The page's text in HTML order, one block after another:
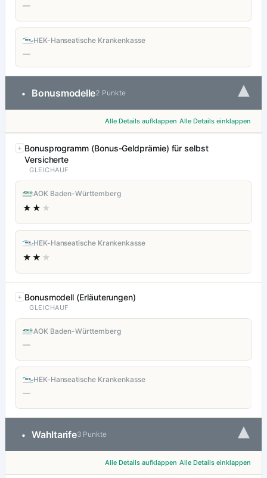
—
HEK-Hanseatische Krankenkasse
—
• Bonusmodelle2 Punkte ▾
Alle Details aufklappen Alle Details einklappen
Bonusprogramm (Bonus-Geldprämie) für selbst
Versicherte
GLEICHAUF
AOK Baden-Württemberg
★★ ★
HEK-Hanseatische Krankenkasse
★★ ★
Bonusmodell (Erläuterungen)
GLEICHAUF
AOK Baden-Württemberg
—
HEK-Hanseatische Krankenkasse
—
• Wahltarife3 Punkte ▾
Alle Details aufklappen Alle Details einklappen